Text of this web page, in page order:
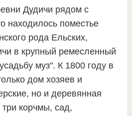
Дудичи рядом с
находилось поместье
рода Ельских,
в крупный ремесленный
муз". К 1800 году в
дом хозяев и
но и деревянная
корчмы, сад,